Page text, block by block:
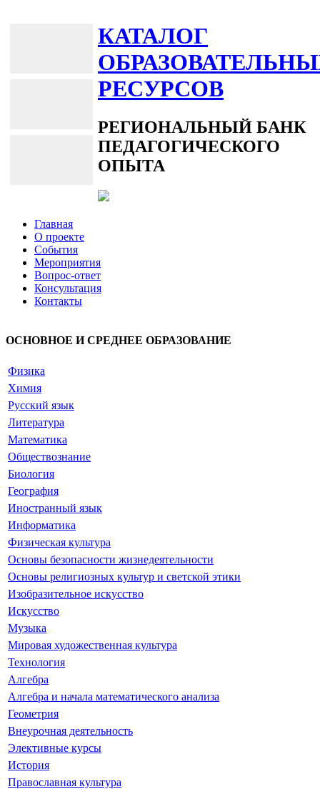
КАТАЛОГ
РЕСУРСОВ
РЕГИОНАЛЬНЫЙ БАНК
ПЕДАГОГИЧЕСКОГО
ОПЫТА
Главная
О проекте
События
Мероприятия
Вопрос-ответ
Консультация
Контакты
ОСНОВНОЕ И СРЕДНЕЕ ОБРАЗОВАНИЕ
Физика
Химия
Русский язык
Литература
Математика
Обществознание
Биология
География
Иностранный язык
Информатика
Физическая культура
Основы безопасности жизнедеятельности
Основы религиозных культур и светской этики
Изобразительное искусство
Искусство
Музыка
Мировая художественная культура
Технология
Алгебра
Алгебра и начала математического анализа
Геометрия
Внеурочная деятельность
Элективные курсы
История
Православная культура